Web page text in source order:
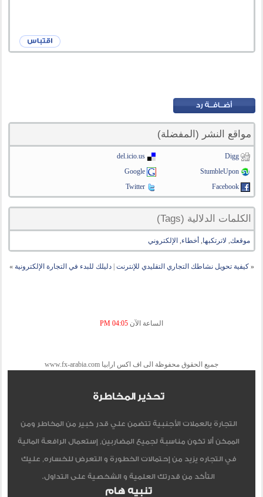
مواقع النشر (المفضلة)
Digg
del.icio.us
StumbleUpon
Google
Facebook
Twitter
الكلمات الدلالية (Tags)
موقعك, لاترتكبها, أخطاء, الإلكتروني
« كيفية تحويل نشاطك التجاري التقليدي للإنترنت |دليلك للبدء في التجارة الإلكترونية »
الساعة الآن 04:05 PM
جميع الحقوق محفوظة الى اف اكس ارابيا www.fx-arabia.com
تحذير المخاطرة
التجارة بالعملات الأجنبية تتضمن علي قدر كبير من المخاطر ومن
الممكن ألا تكون مناسبة لجميع المضاربين, إستعمال الرافعة المالية
في التجاره يزيد من إحتمالات الخطورة و التعرض للخساره, عليك
التأكد من قدرتك العلمية و الشخصية على التداول.
تنبيه هام